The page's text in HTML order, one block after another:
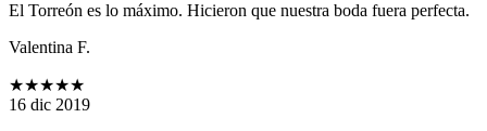
El Torreón es lo máximo. Hicieron que nuestra boda fuera perfecta.
Valentina F.
★★★★★
16 dic 2019